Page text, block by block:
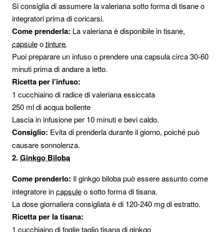
Si consiglia di assumere la valeriana sotto forma di tisane o
integratori prima di coricarsi.
Come prenderla: La valeriana è disponibile in tisane,
capsuleotinture.
Puoi preparare un infuso o prendere una capsula circa 30-60
minuti prima di andare a letto.
Ricetta per l’infuso:
1 cucchiaino di radice di valeriana essiccata
250 ml di acqua bollente
Lascia in infusione per 10 minuti e bevi caldo.
Consiglio: Evita di prenderla durante il giorno, poiché può
causare sonnolenza.
2.Ginkgo Biloba
Come prenderlo: Il ginkgo biloba può essere assunto come
integratore incapsuleo sotto forma di tisana.
La dose giornaliera consigliata è di 120-240 mg di estratto.
Ricetta per la tisana:
1 cucchiaino di foglie taglio tisana di ginkgo